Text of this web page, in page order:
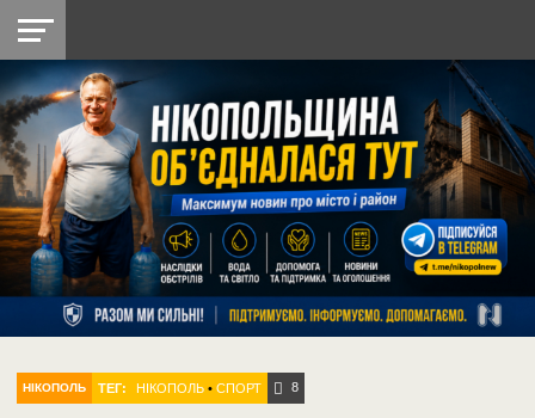
НІКОПОЛЬ
РАЙОН
СІЧЕСЛАВСЬКА
УКРАЇНА
РЕТРО
НІКОПОЛЬ
ЛАЙТ
УКРАЇНА
ДОПОМОГА
РАДІО
НІКОПОЛЬ ТЕГ: НІКОПОЛЬ •СПОРТ 8